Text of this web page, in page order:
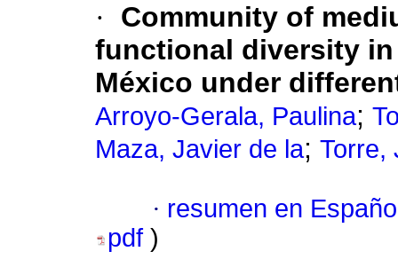
·
Community of
functional diversity
México under
Arroyo-Gerala, Paulina;
Maza, Javier de la; Torre,
· resumen en
pdf )